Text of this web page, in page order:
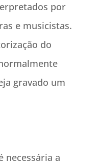
por
e musicistas.
do
gravado um
necessária a